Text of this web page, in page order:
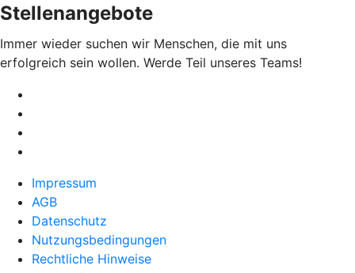
Stellenangebote
Immer wieder suchen wir Menschen, die mit uns
erfolgreich sein wollen. Werde Teil unseres Teams!
Impressum
AGB
Datenschutz
Nutzungsbedingungen
Rechtliche Hinweise